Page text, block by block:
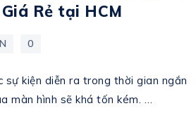
Rẻ tại HCM
0
sự kiện diễn ra trong thời gian ngắn
màn hình sẽ khá tốn kém. …